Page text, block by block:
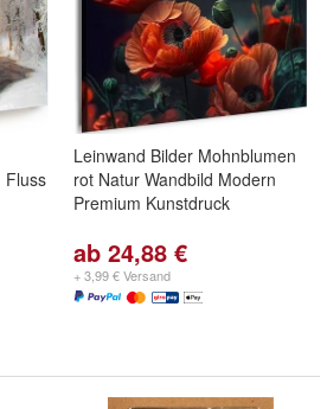
Fluss
Leinwand Bilder Mohnblumen
rot Natur Wandbild Modern
Premium Kunstdruck
ab 24,88 €
+ 3,99 € Versand